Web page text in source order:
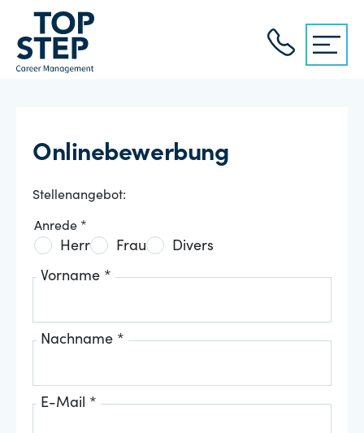
Onlinebewerbung
Stellenangebot:
Anrede *
Herr Frau Divers
Vorname *
Nachname *
E-Mail *